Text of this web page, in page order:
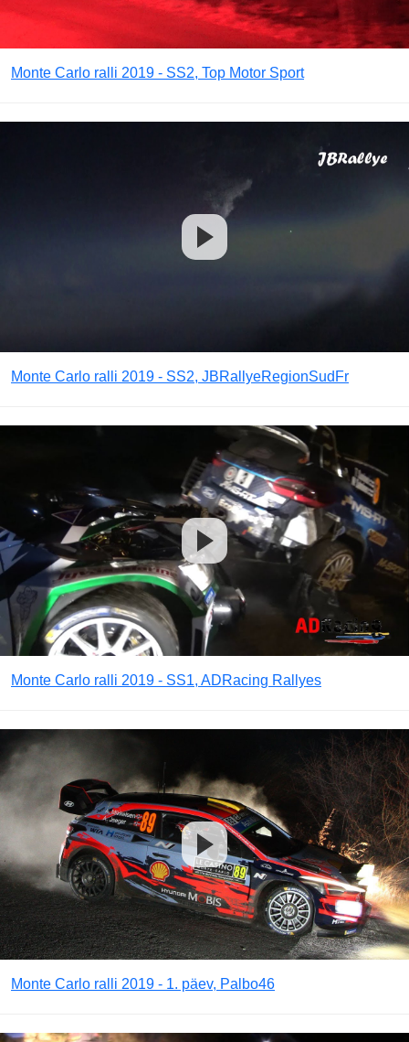
Monte Carlo ralli 2019 - SS2, Top Motor Sport
Monte Carlo ralli 2019 - SS2, JBRallyeRegionSudFr
Monte Carlo ralli 2019 - SS1, ADRacing Rallyes
Monte Carlo ralli 2019 - 1. päev, Palbo46